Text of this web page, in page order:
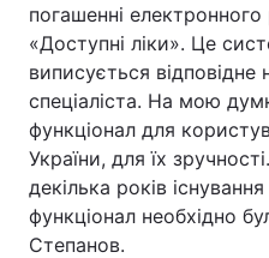
погашенні
«Доступні ліки». Це
виписується
спеціаліста. На мою
функціонал для
України, для їх
декілька років
функціонал необхідно
Степанов.